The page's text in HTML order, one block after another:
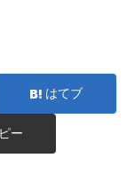
はてブ
ー